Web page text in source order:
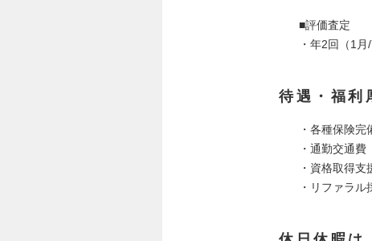
■評価査定
・年2回（1月/
待遇・福利
・各種保険
・通勤交通費
・資格取得支
・リファラ